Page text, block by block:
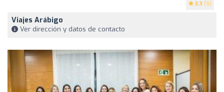
3.3 (9)
Viajes Arábigo
Ver dirección y datos de contacto